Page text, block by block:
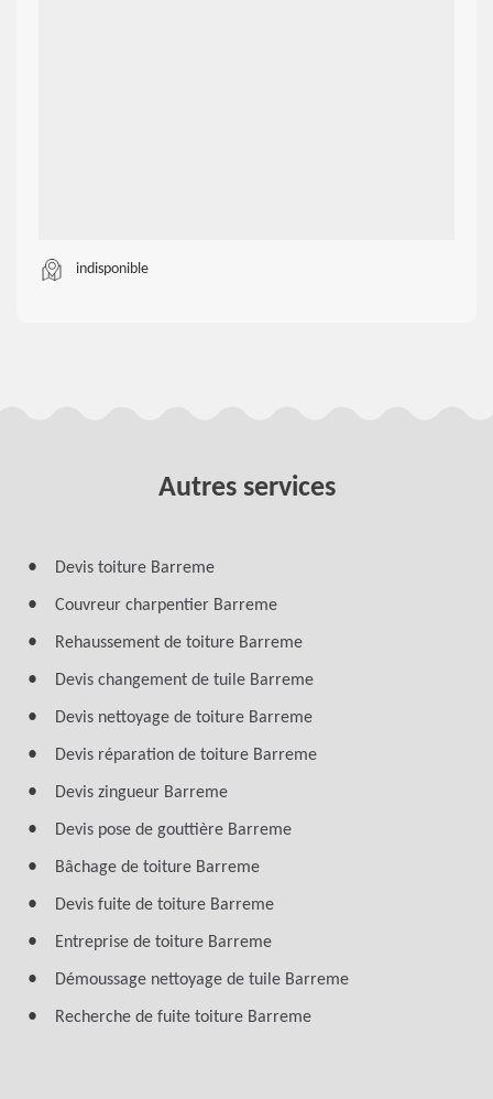
indisponible
Autres services
Devis toiture Barreme
Couvreur charpentier Barreme
Rehaussement de toiture Barreme
Devis changement de tuile Barreme
Devis nettoyage de toiture Barreme
Devis réparation de toiture Barreme
Devis zingueur Barreme
Devis pose de gouttière Barreme
Bâchage de toiture Barreme
Devis fuite de toiture Barreme
Entreprise de toiture Barreme
Démoussage nettoyage de tuile Barreme
Recherche de fuite toiture Barreme